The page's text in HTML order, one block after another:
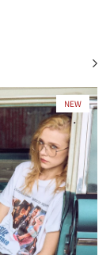
次
NEW